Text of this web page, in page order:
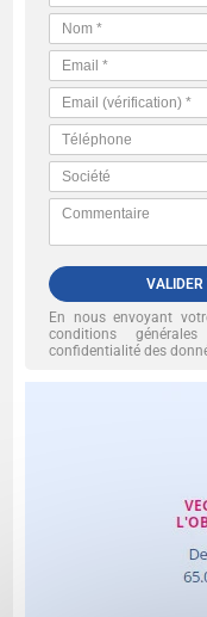
VALIDER
En nous envoyant
conditions
confidentialité des